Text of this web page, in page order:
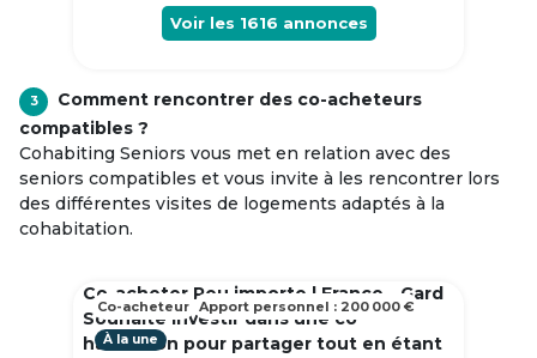
Voir les 1616 annonces
3
Comment rencontrer des co-acheteurs
compatibles ?
Cohabiting Seniors vous met en relation avec des
seniors compatibles et vous invite à les rencontrer lors
des différentes visites de logements adaptés à la
cohabitation.
Co-acheter Peu importe | France - Gard
Souhaite investir dans une co
habitation pour partager tout en étant
À la une
Co-acheteur Apport personnel : 200 000 €